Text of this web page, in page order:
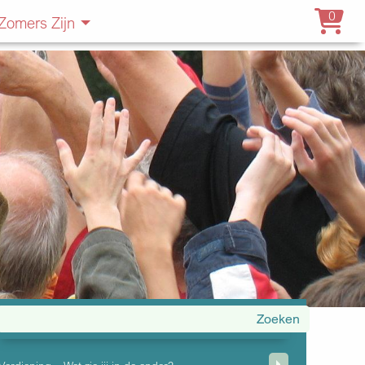
Zijn 0